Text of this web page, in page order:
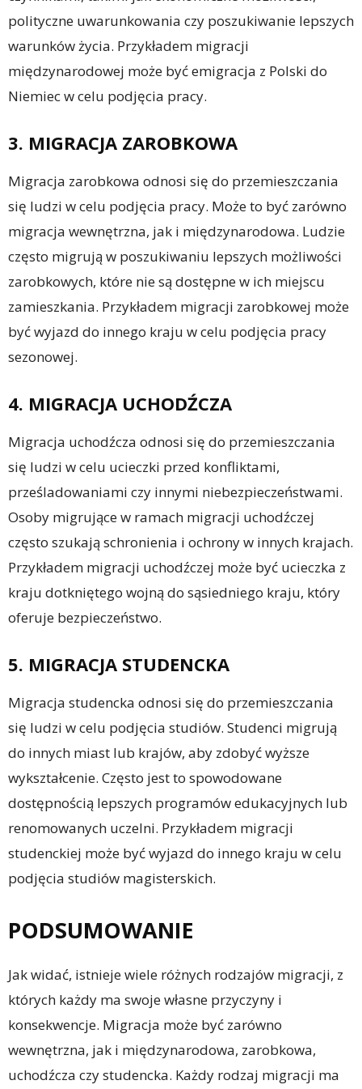
polityczne uwarunkowania czy poszukiwanie lepszych
warunków życia. Przykładem migracji
międzynarodowej może być emigracja z Polski do
Niemiec w celu podjęcia pracy.
3. MIGRACJA ZAROBKOWA
Migracja zarobkowa odnosi się do przemieszczania
się ludzi w celu podjęcia pracy. Może to być zarówno
migracja wewnętrzna, jak i międzynarodowa. Ludzie
często migrują w poszukiwaniu lepszych możliwości
zarobkowych, które nie są dostępne w ich miejscu
zamieszkania. Przykładem migracji zarobkowej może
być wyjazd do innego kraju w celu podjęcia pracy
sezonowej.
4. MIGRACJA UCHODŹCZA
Migracja uchodźcza odnosi się do przemieszczania
się ludzi w celu ucieczki przed konfliktami,
prześladowaniami czy innymi niebezpieczeństwami.
Osoby migrujące w ramach migracji uchodźczej
często szukają schronienia i ochrony w innych krajach.
Przykładem migracji uchodźczej może być ucieczka z
kraju dotkniętego wojną do sąsiedniego kraju, który
oferuje bezpieczeństwo.
5. MIGRACJA STUDENCKA
Migracja studencka odnosi się do przemieszczania
się ludzi w celu podjęcia studiów. Studenci migrują
do innych miast lub krajów, aby zdobyć wyższe
wykształcenie. Często jest to spowodowane
dostępnością lepszych programów edukacyjnych lub
renomowanych uczelni. Przykładem migracji
studenckiej może być wyjazd do innego kraju w celu
podjęcia studiów magisterskich.
PODSUMOWANIE
Jak widać, istnieje wiele różnych rodzajów migracji, z
których każdy ma swoje własne przyczyny i
konsekwencje. Migracja może być zarówno
wewnętrzna, jak i międzynarodowa, zarobkowa,
uchodźcza czy studencka. Każdy rodzaj migracji ma